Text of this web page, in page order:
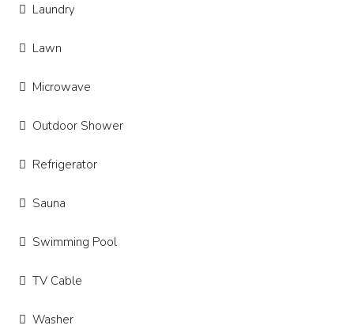
Laundry
Lawn
Microwave
Outdoor Shower
Refrigerator
Sauna
Swimming Pool
TV Cable
Washer